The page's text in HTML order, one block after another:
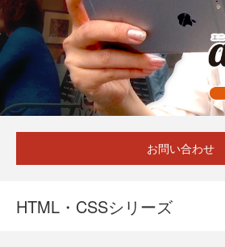
お問い合わせ
HTML・CSSシリーズ